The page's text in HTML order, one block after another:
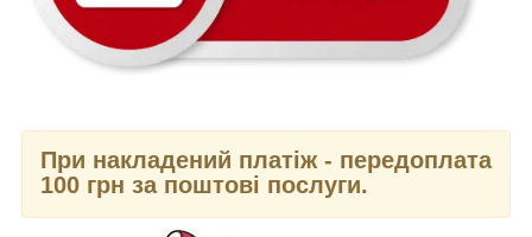
При накладений платіж - передоплата
100 грн за поштові послуги.